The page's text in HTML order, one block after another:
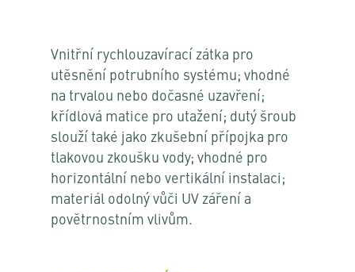
Vnitřní rychlouzavírací zátka pro
utěsnění potrubního systému; vhodné
na trvalou nebo dočasné uzavření;
křídlová matice pro utažení; dutý šroub
slouží také jako zkušební přípojka pro
tlakovou zkoušku vody; vhodné pro
horizontální nebo vertikální instalaci;
materiál odolný vůči UV záření a
povětrnostním vlivům.